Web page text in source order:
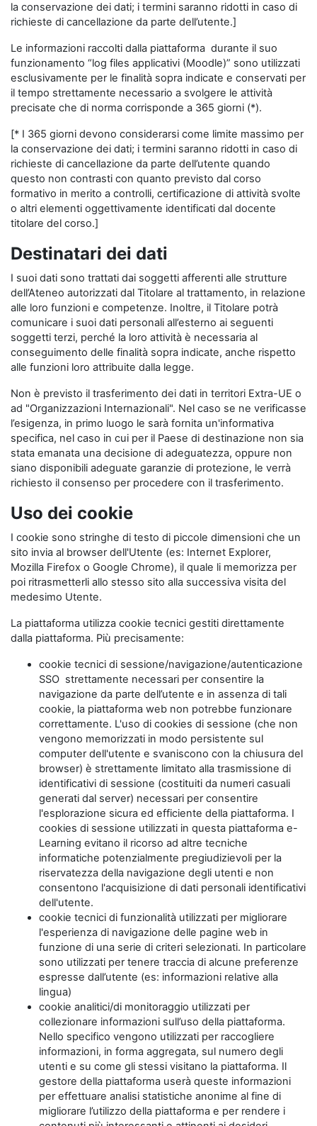
la conservazione dei dati; i termini saranno ridotti in caso di
richieste di cancellazione da parte dell’utente.]
Le informazioni raccolti dalla piattaforma durante il suo
funzionamento “log files applicativi (Moodle)” sono utilizzati
esclusivamente per le finalità sopra indicate e conservati per
il tempo strettamente necessario a svolgere le attività
precisate che di norma corrisponde a 365 giorni (*).
[* I 365 giorni devono considerarsi come limite massimo per
la conservazione dei dati; i termini saranno ridotti in caso di
richieste di cancellazione da parte dell’utente quando
questo non contrasti con quanto previsto dal corso
formativo in merito a controlli, certificazione di attività svolte
o altri elementi oggettivamente identificati dal docente
titolare del corso.]
Destinatari dei dati
I suoi dati sono trattati dai soggetti afferenti alle strutture
dell’Ateneo autorizzati dal Titolare al trattamento, in relazione
alle loro funzioni e competenze. Inoltre, il Titolare potrà
comunicare i suoi dati personali all’esterno ai seguenti
soggetti terzi, perché la loro attività è necessaria al
conseguimento delle finalità sopra indicate, anche rispetto
alle funzioni loro attribuite dalla legge.
Non è previsto il trasferimento dei dati in territori Extra-UE o
ad "Organizzazioni Internazionali". Nel caso se ne verificasse
l’esigenza, in primo luogo le sarà fornita un'informativa
specifica, nel caso in cui per il Paese di destinazione non sia
stata emanata una decisione di adeguatezza, oppure non
siano disponibili adeguate garanzie di protezione, le verrà
richiesto il consenso per procedere con il trasferimento.
Uso dei cookie
I cookie sono stringhe di testo di piccole dimensioni che un
sito invia al browser dell'Utente (es: Internet Explorer,
Mozilla Firefox o Google Chrome), il quale li memorizza per
poi ritrasmetterli allo stesso sito alla successiva visita del
medesimo Utente.
La piattaforma utilizza cookie tecnici gestiti direttamente
dalla piattaforma. Più precisamente:
cookie tecnici di sessione/navigazione/autenticazione
SSO strettamente necessari per consentire la
navigazione da parte dell’utente e in assenza di tali
cookie, la piattaforma web non potrebbe funzionare
correttamente. L'uso di cookies di sessione (che non
vengono memorizzati in modo persistente sul
computer dell'utente e svaniscono con la chiusura del
browser) è strettamente limitato alla trasmissione di
identificativi di sessione (costituiti da numeri casuali
generati dal server) necessari per consentire
l'esplorazione sicura ed efficiente della piattaforma. I
cookies di sessione utilizzati in questa piattaforma e-
Learning evitano il ricorso ad altre tecniche
informatiche potenzialmente pregiudizievoli per la
riservatezza della navigazione degli utenti e non
consentono l'acquisizione di dati personali identificativi
dell'utente.
cookie tecnici di funzionalità utilizzati per migliorare
l'esperienza di navigazione delle pagine web in
funzione di una serie di criteri selezionati. In particolare
sono utilizzati per tenere traccia di alcune preferenze
espresse dall’utente (es: informazioni relative alla
lingua)
cookie analitici/di monitoraggio utilizzati per
collezionare informazioni sull’uso della piattaforma.
Nello specifico vengono utilizzati per raccogliere
informazioni, in forma aggregata, sul numero degli
utenti e su come gli stessi visitano la piattaforma. Il
gestore della piattaforma userà queste informazioni
per effettuare analisi statistiche anonime al fine di
migliorare l’utilizzo della piattaforma e per rendere i